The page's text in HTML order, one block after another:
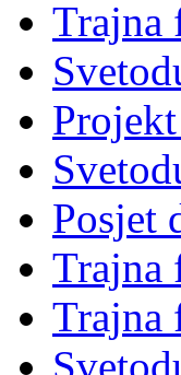
Trajna
Posjet
Trajna
Trajna